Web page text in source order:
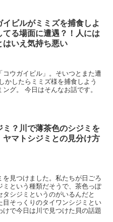
イビルがミミズを捕食しよ
てる場面に遭遇？！人には
はいえ気持ち悪い
ウガイビル」。そいつとまた遭
かしたらミミズ様を捕食しよう
グ。 今日はそんなお話です。
ミ？川で薄茶色のシジミを
ヤマトシジミとの見分け方
見つけました。私たちが日ごろ
という種類だそうで、茶色っぽ
シジミというのがいるんだと
そっくりのタイワンシジミとい
で今日は川で見つけた貝の話題